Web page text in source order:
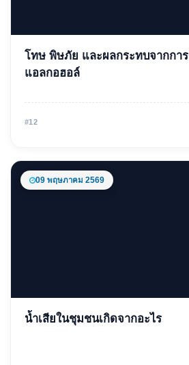
โทษ พิษภัย และผลก
การดื่มเครื่องดื่มแอ
09 พฤษภาคม 2569
โทษ พิษภัย และผลกระทบจากกา
แอลกอฮอล์
#12
09 พฤษภาคม 2569
น้ำเสียในชุมชนเกิดจากอะไร